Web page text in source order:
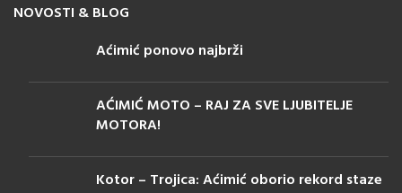
NOVOSTI & BLOG
Aćimić ponovo najbrži
AĆIMIĆ MOTO – RAJ ZA SVE LJUBITELJE
MOTORA!
Kotor – Trojica: Aćimić oborio rekord staze